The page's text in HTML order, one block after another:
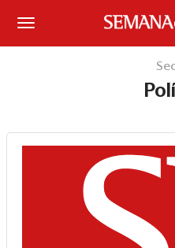
Portada
¿Qué está pasando?
Sectores y Empresas